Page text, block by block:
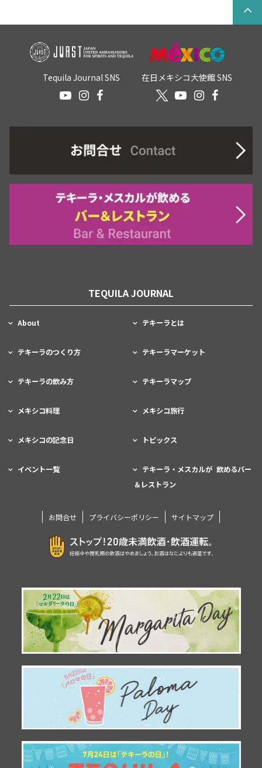
Tequila Journal SNS 在日メキシコ大使館 SNS
TEQUILA JOURNAL
About テキーラとは
テキーラのつくり方 テキーラマーケット
テキーラの飲み方 テキーラマップ
メキシコ料理 メキシコ旅行
メキシコの記念日 トピックス
イベント一覧
テキーラ・メスカルが 飲めるバー
＆レストラン
お問合せ プライバシーポリシー サイトマップ